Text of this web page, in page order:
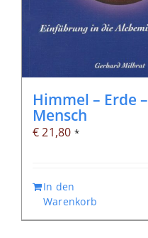
Himmel – Erde –
Mensch
€21,80 *
In den
Warenkorb